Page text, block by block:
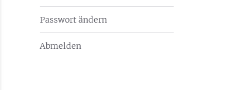
Passwort ändern
Abmelden